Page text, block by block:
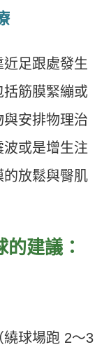
足跟處發生
筋膜緊繃或
與安排物理治
或是增生注
放鬆與臀肌
建議：
球場跑 2～3